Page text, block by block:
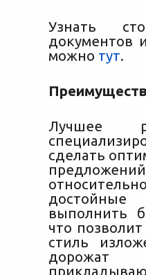
Узнать
документов
можно тут.
Лучшее
сделать
достойные
выполнить
что
стиль
дорожат